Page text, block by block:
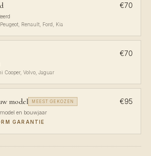
€70
Renault, Ford, Kia
€70
Cooper, Volvo, Jaguar
model MEEST GEKOZEN €95
en bouwjaar
GARANTIE